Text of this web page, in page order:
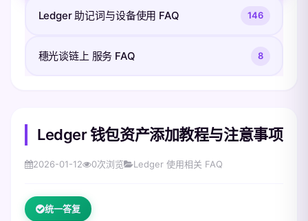
Ledger 助记词与设备使用 FAQ 146
穗光谈链上 服务 FAQ 8
Ledger 钱包资产添加教程与注意事项
2026-01-12 0次浏览 Ledger 使用相关 FAQ
统一答复